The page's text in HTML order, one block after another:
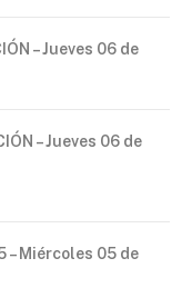
– Jueves 06 de
– Jueves 06 de
– Miércoles 05 de